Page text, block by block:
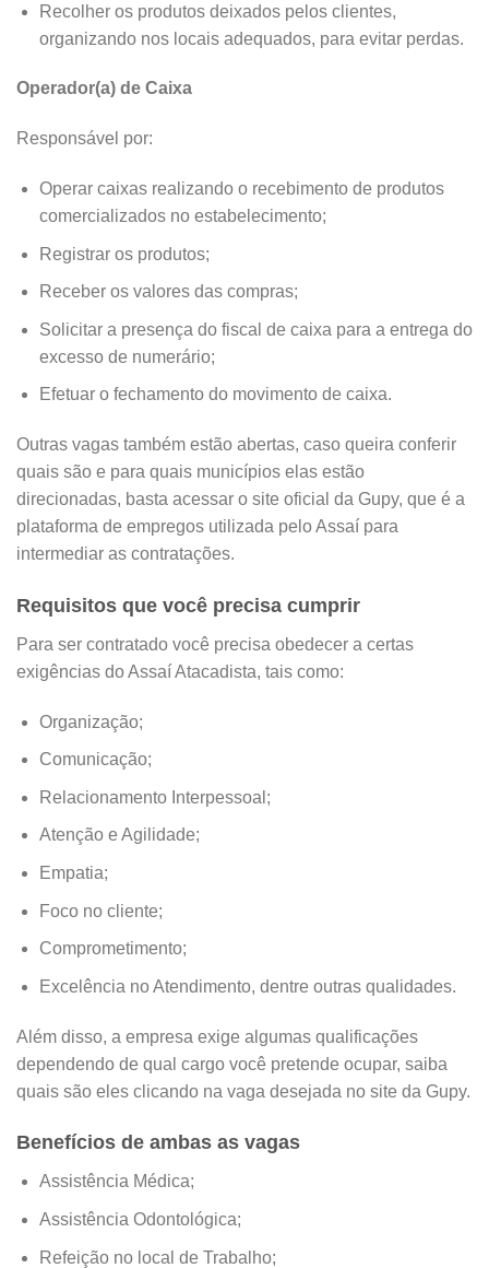
Recolher os produtos deixados pelos clientes,
organizando nos locais adequados, para evitar perdas.
Operador(a) de Caixa
Responsável por:
Operar caixas realizando o recebimento de produtos
comercializados no estabelecimento;
Registrar os produtos;
Receber os valores das compras;
Solicitar a presença do fiscal de caixa para a entrega do
excesso de numerário;
Efetuar o fechamento do movimento de caixa.
Outras vagas também estão abertas, caso queira conferir
quais são e para quais municípios elas estão
direcionadas, basta acessar o site oficial da Gupy, que é a
plataforma de empregos utilizada pelo Assaí para
intermediar as contratações.
Requisitos que você precisa cumprir
Para ser contratado você precisa obedecer a certas
exigências do Assaí Atacadista, tais como:
Organização;
Comunicação;
Relacionamento Interpessoal;
Atenção e Agilidade;
Empatia;
Foco no cliente;
Comprometimento;
Excelência no Atendimento, dentre outras qualidades.
Além disso, a empresa exige algumas qualificações
dependendo de qual cargo você pretende ocupar, saiba
quais são eles clicando na vaga desejada no site da Gupy.
Benefícios de ambas as vagas
Assistência Médica;
Assistência Odontológica;
Refeição no local de Trabalho;